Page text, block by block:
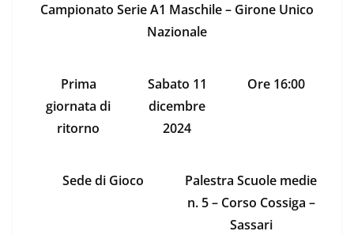
Campionato Serie A1 Maschile – Girone Unico
Nazionale
Prima
giornata di
ritorno
Sabato 11
dicembre
2024
Ore 16:00
Sede di Gioco
Palestra Scuole medie
n. 5 – Corso Cossiga –
Sassari